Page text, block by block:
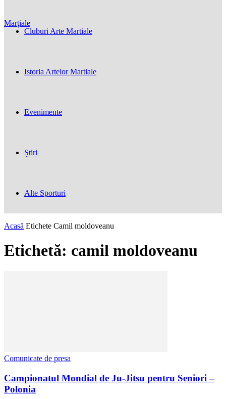
Marțiale
Cluburi Arte Martiale
Istoria Artelor Martiale
Evenimente
Știri
Alte Sporturi
Acasă Etichete Camil moldoveanu
Etichetă: camil moldoveanu
Comunicate de presa
Campionatul Mondial de Ju-Jitsu pentru Seniori –
Polonia